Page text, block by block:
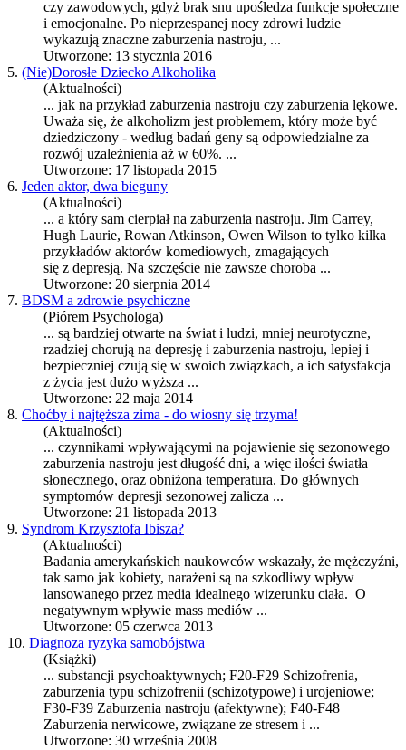
czy zawodowych, gdyż brak snu upośledza funkcje społeczne
i emocjonalne. Po nieprzespanej nocy zdrowi ludzie
wykazują znaczne zaburzenia nastroju, ...
Utworzone: 13 stycznia 2016
5. (Nie)Dorosłe Dziecko Alkoholika
(Aktualności)
... jak na przykład zaburzenia nastroju czy zaburzenia lękowe.
Uważa się, że alkoholizm jest problemem, który może być
dziedziczony - według badań geny są odpowiedzialne za
rozwój uzależnienia aż w 60%. ...
Utworzone: 17 listopada 2015
6. Jeden aktor, dwa bieguny
(Aktualności)
... a który sam cierpiał na zaburzenia nastroju. Jim Carrey,
Hugh Laurie, Rowan Atkinson, Owen Wilson to tylko kilka
przykładów aktorów komediowych, zmagających
się z depresją. Na szczęście nie zawsze choroba ...
Utworzone: 20 sierpnia 2014
7. BDSM a zdrowie psychiczne
(Piórem Psychologa)
... są bardziej otwarte na świat i ludzi, mniej neurotyczne,
rzadziej chorują na depresję i zaburzenia nastroju, lepiej i
bezpieczniej czują się w swoich związkach, a ich satysfakcja
z życia jest dużo wyższa ...
Utworzone: 22 maja 2014
8. Choćby i najtęższa zima - do wiosny się trzyma!
(Aktualności)
... czynnikami wpływającymi na pojawienie się sezonowego
zaburzenia nastroju jest długość dni, a więc ilości światła
słonecznego, oraz obniżona temperatura. Do głównych
symptomów depresji sezonowej zalicza ...
Utworzone: 21 listopada 2013
9. Syndrom Krzysztofa Ibisza?
(Aktualności)
Badania amerykańskich naukowców wskazały, że mężczyźni,
tak samo jak kobiety, narażeni są na szkodliwy wpływ
lansowanego przez media idealnego wizerunku ciała. O
negatywnym wpływie mass mediów ...
Utworzone: 05 czerwca 2013
10. Diagnoza ryzyka samobójstwa
(Książki)
... substancji psychoaktywnych; F20-F29 Schizofrenia,
zaburzenia typu schizofrenii (schizotypowe) i urojeniowe;
F30-F39 Zaburzenia nastroju (afektywne); F40-F48
Zaburzenia nerwicowe, związane ze stresem i ...
Utworzone: 30 września 2008